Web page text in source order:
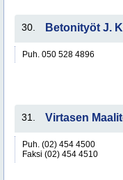
30. Betonityöt J.
Puh. 050 528 4896
31. Virtasen
Puh. (02) 454 4500
Faksi (02) 454 4510